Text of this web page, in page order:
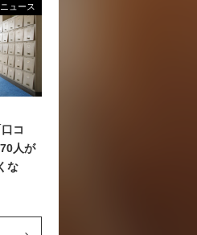
ニュース
コ
人が
な